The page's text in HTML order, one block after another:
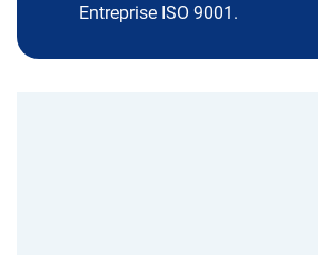
Entreprise ISO 9001.